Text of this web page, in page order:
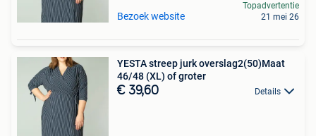
Bezoek website
Topadvertentie
21 mei 26
YESTA streep jurk overslag2(50)Maat
46/48 (XL) of groter
€ 39,60 Details